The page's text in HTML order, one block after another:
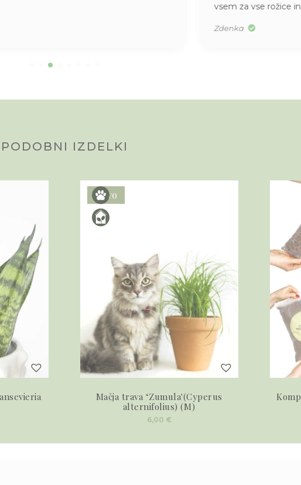
vsem za vse rožice
Zdenka
PODOBNI IZDELKI
Novo
Mačja trava ‘Zumula'(Cyperus
alternifolius) (M)
6,00 €